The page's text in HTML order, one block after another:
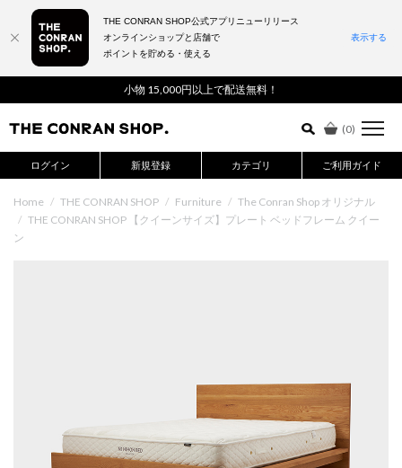
小物 15,000円以上で配送無料！
(0)
ログイン 新規登録 カテゴリ ご利用ガイド
詳細検索はこちら
Home / THE CONRAN SHOP / Furniture / The Conran Shop オリジナル
/ THE CONRAN SHOP 【クイーンサイズ】プレート ベッドフレーム クイー
ン
THE CONRAN SHOP公式アプリニューリリース
オンラインショップと店舗で
ポイントを貯める・使える
表示する